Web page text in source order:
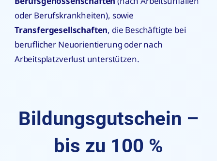
oder Berufskrankheiten), sowie
Transfergesellschaften, die Beschäftigte bei
beruflicher Neuorientierung oder nach
Arbeitsplatzverlust unterstützen.
Bildungsgutschein –
bis zu 100 %